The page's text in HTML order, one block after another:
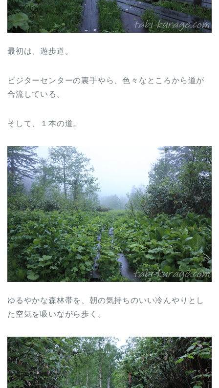
最初は、遊歩道。
ビジターセンターの裏手やら、色々なところから道が
合流している。
そして、１本の道。
ゆるやかな森林帯を、朝の気持ちのいい冷んやりとし
た空気を吸いながら歩く。